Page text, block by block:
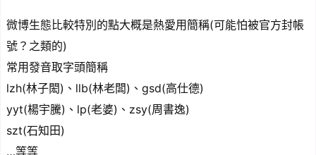
微博生態比較特別的點大概是熱愛用簡稱(可能怕被官方封帳
號？之類的)
常用發音取字頭簡稱
lzh(林子閎)、llb(林老闆)、gsd(高仕德)
yyt(楊宇騰)、lp(老婆)、zsy(周書逸)
szt(石知田)
…等等